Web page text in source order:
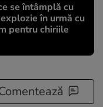
se întâmplă cu
în urmă cu
pentru chiriile